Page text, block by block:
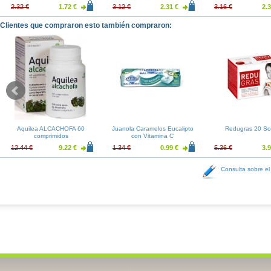
2.32 € 1.72 € 3.12 € 2.31 € 3.16 €
Clientes que compraron esto también compraron:
Aquilea ALCACHOFA 60
comprimidos
12.44 € 9.22 €
Juanola Caramelos Eucalipto
con Vitamina C
1.34 € 0.99 €
Redugras 20
5.36 €
Consulta sobre